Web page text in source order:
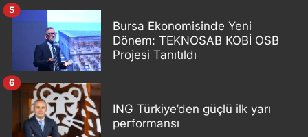
Bursa Ekonomisinde Yeni
Dönem: TEKNOSAB KOBİ OSB
Projesi Tanıtıldı
5
ING Türkiye’den güçlü ilk yarı
performansı
6